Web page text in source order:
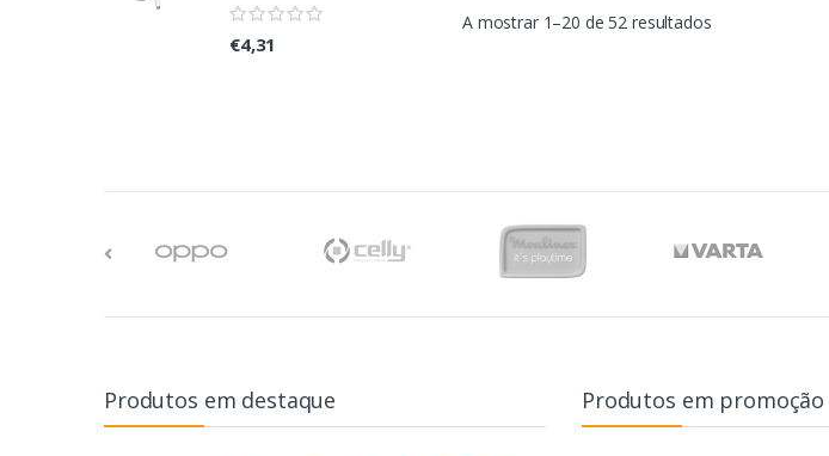
€4,31
A mostrar 1–20 de 52 resultados
Produtos em destaque Produtos em promoção